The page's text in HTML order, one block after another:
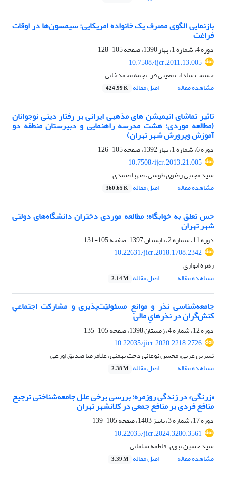
بازنمایی الگوی مصرف یک خانواده امریکایی: سیمسون‌ها در اوقات
فراغت
دوره 4، شماره 1، بهار 1390، صفحه
105-128
10.7508/ijcr.2011.13.005
حشمت سادات معینی فر، نجمه محمدخانی
مشاهده مقاله
اصل مقاله 424.99 K
تاثیر تماشای انیمیشن های مذهبی ایرانی بر رفتار دینی نوجوانان
(مطالعه موردی: هشت مدرسه راهنمایی و دبیرستان منطقه دو
آموزش وپرورش شهر تهران)
دوره 6، شماره 1، بهار 1392، صفحه
105-126
10.7508/ijcr.2013.21.005
سید مجتبی رضوی طوسی، صهبا صمدی
مشاهده مقاله
اصل مقاله 360.65 K
حس تعلق به خوابگاه؛ مطالعه موردی دختران دانشگاه‌های دولتی
شهر تهران
دوره 11، شماره 2، تابستان 1397، صفحه
105-131
10.22631/jicr.2018.1708.2342
زهره انواری
مشاهده مقاله
اصل مقاله 2.14 M
جامعه‌شناسی نذر و موانعِ مسئولیّت‌پذیری و مشارکت اجتماعیِ
کنش‌گران در نذرهایِ مالی
دوره 12، شماره 4، زمستان 1398، صفحه
105-135
10.22035/jicr.2020.2218.2726
نسرین عربی، محسن نوغانی دخت بهمنی، غلامرضا صدیق اورعی
مشاهده مقاله
اصل مقاله 2.38 M
«زرنگی» در زندگی روزمره: بررسی برخی علل جامعه‌شناختی ترجیح
منافع فردی بر منافع جمعی در کلانشهر تهران
دوره 17، شماره 3، پاییز 1403، صفحه
105-139
10.22035/jicr.2024.3280.3561
سید حسین نبوی، فاطمه سلمانی
مشاهده مقاله
اصل مقاله 3.39 M